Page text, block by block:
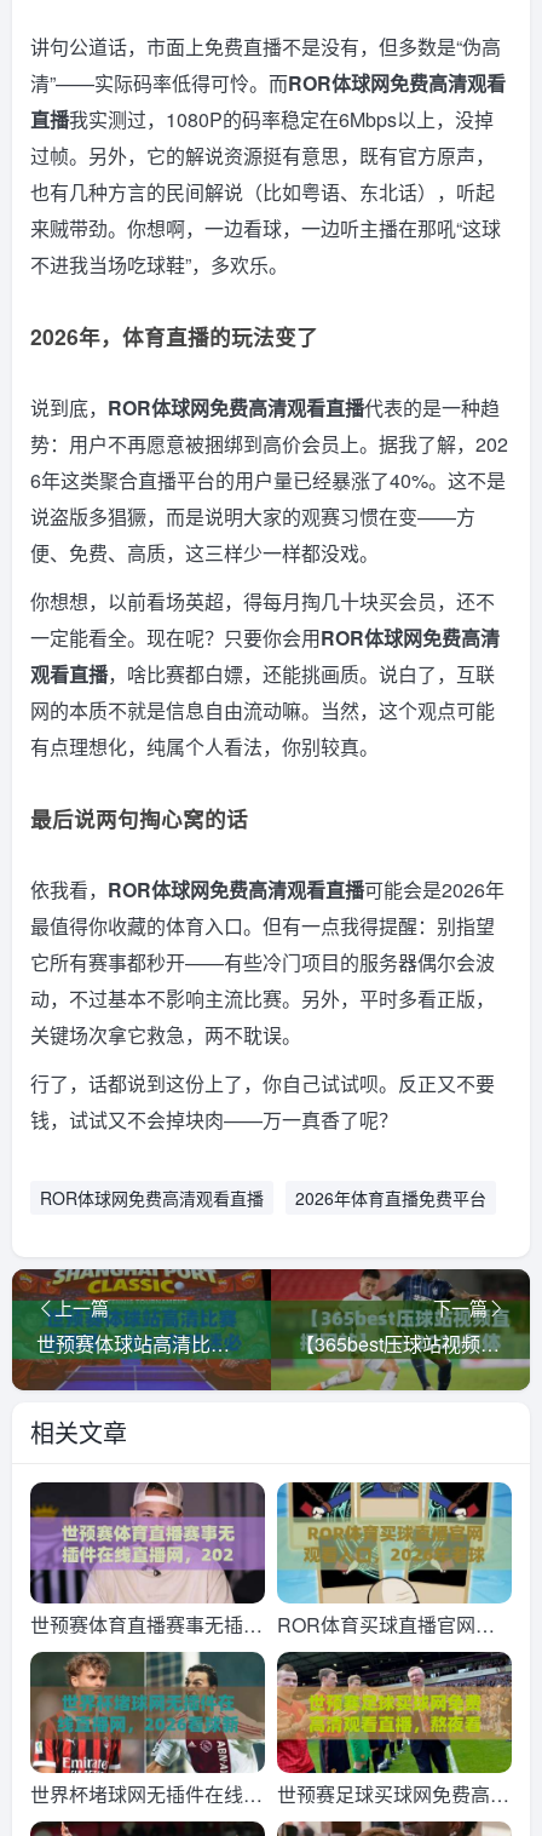
讲句公道话，市面上免费直播不是没有，但多数是“伪高
清”——实际码率低得可怜。而ROR体球网免费高清观看
直播我实测过，1080P的码率稳定在6Mbps以上，没掉
过帧。另外，它的解说资源挺有意思，既有官方原声，
也有几种方言的民间解说（比如粤语、东北话），听起
来贼带劲。你想啊，一边看球，一边听主播在那吼“这球
不进我当场吃球鞋”，多欢乐。
2026年，体育直播的玩法变了
说到底， ROR体球网免费高清观看直播代表的是一种趋
势：用户不再愿意被捆绑到高价会员上。据我了解，202
6年这类聚合直播平台的用户量已经暴涨了40%。这不是
说盗版多猖獗，而是说明大家的观赛习惯在变——方
便、免费、高质，这三样少一样都没戏。
你想想，以前看场英超，得每月掏几十块买会员，还不
一定能看全。现在呢？只要你会用ROR体球网免费高清
观看直播，啥比赛都白嫖，还能挑画质。说白了，互联
网的本质不就是信息自由流动嘛。当然，这个观点可能
有点理想化，纯属个人看法，你别较真。
最后说两句掏心窝的话
依我看， ROR体球网免费高清观看直播可能会是2026年
最值得你收藏的体育入口。但有一点我得提醒：别指望
它所有赛事都秒开——有些冷门项目的服务器偶尔会波
动，不过基本不影响主流比赛。另外，平时多看正版，
关键场次拿它救急，两不耽误。
行了，话都说到这份上了，你自己试试呗。反正又不要
钱，试试又不会掉块肉——万一真香了呢？
ROR体球网免费高清观看直播 2026年体育直播免费平台
上一篇
世预赛体球站高清比赛直播网：2026年球迷必备观赛指南
下一篇
【365best压球站视频直播网站】——2026年体育迷的观赛新选择！
相关文章
世预赛体育直播赛事无插件
在线直播网，2026终极看
球指南来了
ROR体育买球直播官网观
看入口，2026年老球迷私
藏的几个实用经验
世界杯堵球网无插件在线直 世预赛足球买球网免费高清